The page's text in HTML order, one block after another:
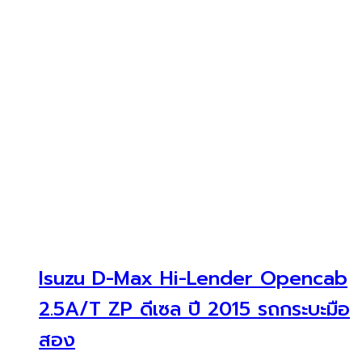
Isuzu D-Max Hi-Lender Opencab
2.5A/T ZP ดีเซล ปี 2015 รถกระบะมือ
สอง